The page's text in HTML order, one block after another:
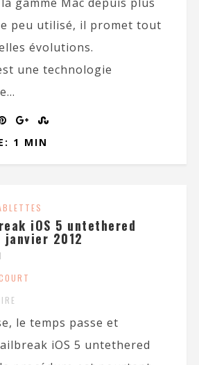
peu utilisé, il promet tout
évolutions.
une technologie
1 MIN
iOS 5 untethered
janvier 2012
le temps passe et
iOS 5 untethered